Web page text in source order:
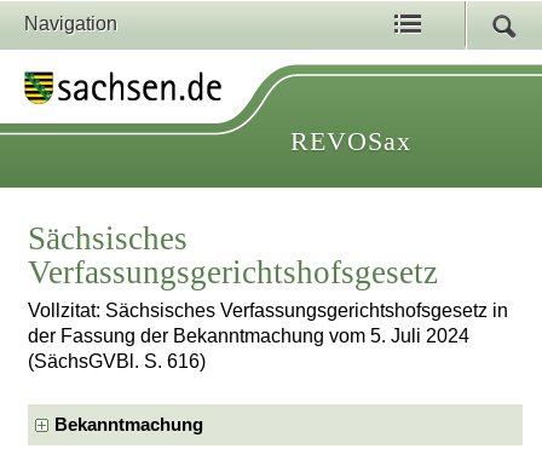
Navigation
REVOSax
Sächsisches
Verfassungsgerichtshofsgesetz
Vollzitat: Sächsisches Verfassungsgerichtshofsgesetz in
der Fassung der Bekanntmachung vom 5. Juli 2024
(SächsGVBl. S. 616)
Bekanntmachung